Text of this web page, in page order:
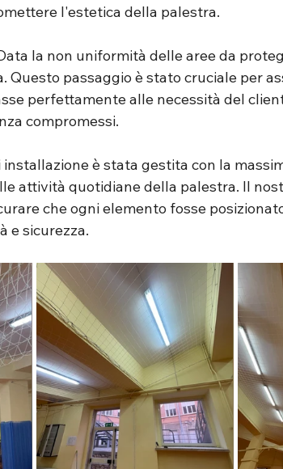
l'estetica della palestra.
la non uniformità delle aree da
Questo passaggio è stato cruciale per
perfettamente alle necessità del
compromessi.
installazione è stata gestita con la
attività quotidiane della palestra. Il
che ogni elemento fosse
e sicurezza.